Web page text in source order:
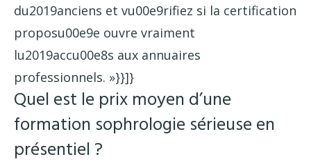
du2019anciens et vu00e9rifiez si la certification
proposu00e9e ouvre vraiment
lu2019accu00e8s aux annuaires
professionnels. »}}]}
Quel est le prix moyen d’une
formation sophrologie sérieuse en
présentiel ?